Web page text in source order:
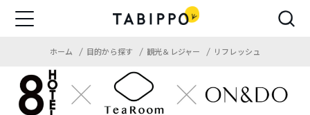
ホーム 目的から探す 観光＆レジャー リフレッシュ